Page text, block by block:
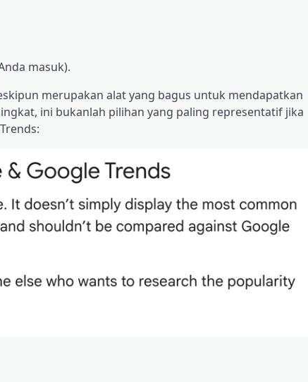
masuk).
merupakan alat yang bagus untuk mendapatkan
ini bukanlah pilihan yang paling representatif jika